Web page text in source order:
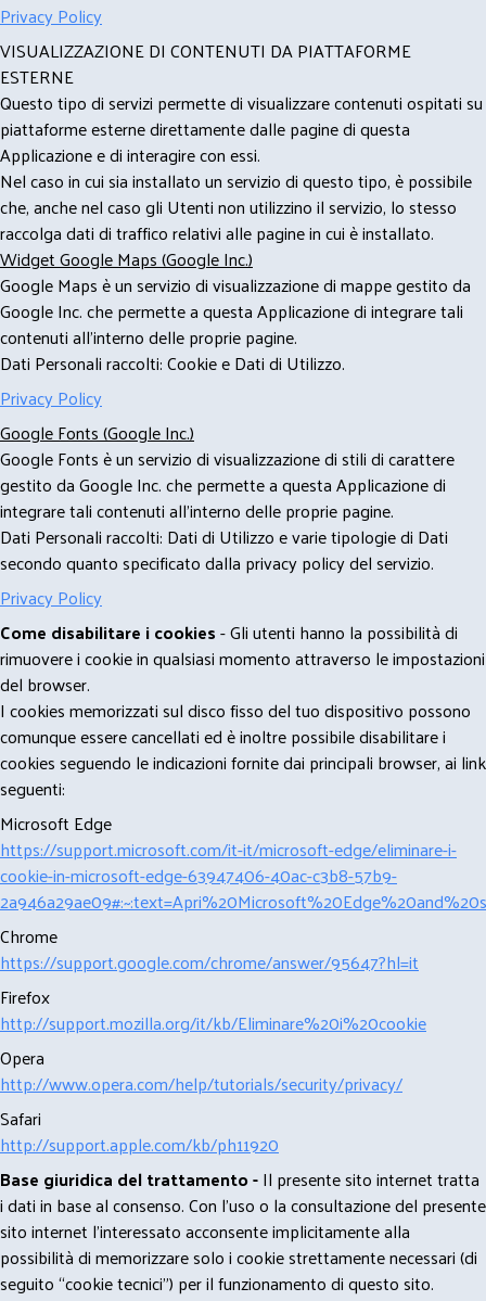
Privacy Policy
VISUALIZZAZIONE DI CONTENUTI DA PIATTAFORME
ESTERNE
Questo tipo di servizi permette di visualizzare contenuti ospitati su
piattaforme esterne direttamente dalle pagine di questa
Applicazione e di interagire con essi.
Nel caso in cui sia installato un servizio di questo tipo, è possibile
che, anche nel caso gli Utenti non utilizzino il servizio, lo stesso
raccolga dati di traffico relativi alle pagine in cui è installato.
Widget Google Maps (Google Inc.)
Google Maps è un servizio di visualizzazione di mappe gestito da
Google Inc. che permette a questa Applicazione di integrare tali
contenuti all'interno delle proprie pagine.
Dati Personali raccolti: Cookie e Dati di Utilizzo.
Privacy Policy
Google Fonts (Google Inc.)
Google Fonts è un servizio di visualizzazione di stili di carattere
gestito da Google Inc. che permette a questa Applicazione di
integrare tali contenuti all'interno delle proprie pagine.
Dati Personali raccolti: Dati di Utilizzo e varie tipologie di Dati
secondo quanto specificato dalla privacy policy del servizio.
Privacy Policy
Come disabilitare i cookies- Gli utenti hanno la possibilità di
rimuovere i cookie in qualsiasi momento attraverso le impostazioni
del browser.
I cookies memorizzati sul disco fisso del tuo dispositivo possono
comunque essere cancellati ed è inoltre possibile disabilitare i
cookies seguendo le indicazioni fornite dai principali browser, ai link
seguenti:
Microsoft Edge
https://support.microsoft.com/it-it/microsoft-edge/eliminare-i-
cookie-in-microsoft-edge-63947406-40ac-c3b8-57b9-
Chrome
https://support.google.com/chrome/answer/95647?hl=it
Firefox
http://support.mozilla.org/it/kb/Eliminare%20i%20cookie
Opera
http://www.opera.com/help/tutorials/security/privacy/
Safari
http://support.apple.com/kb/ph11920
Base giuridica del trattamento -Il presente sito internet tratta
i dati in base al consenso. Con l'uso o la consultazione del presente
sito internet l’interessato acconsente implicitamente alla
possibilità di memorizzare solo i cookie strettamente necessari (di
seguito “cookie tecnici”) per il funzionamento di questo sito.